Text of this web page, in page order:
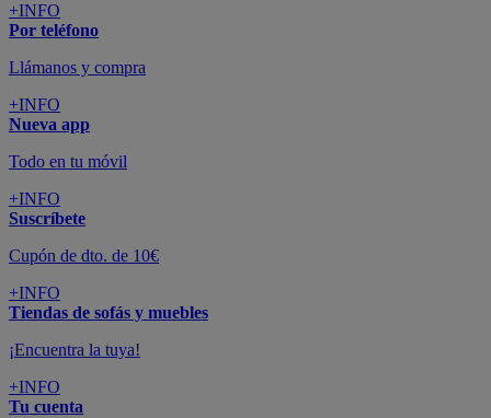
+INFO
Por teléfono
Llámanos y compra
+INFO
Nueva app
Todo en tu móvil
+INFO
Suscríbete
Cupón de dto. de 10€
+INFO
Tiendas de sofás y muebles
¡Encuentra la tuya!
+INFO
Tu cuenta